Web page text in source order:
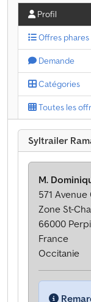
Profil
Offres phares
Demande
Catégories
Toutes les
Syltrailer
M.
571
Zone St-
66000
France
Occitanie